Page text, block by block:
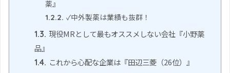
薬』
1.2.2. ✓中外製薬は業績も抜群！
1.3. 現役MRとして最もオススメしない会社『小野薬
品』
1.4. これから心配な企業は『田辺三菱（26位）』